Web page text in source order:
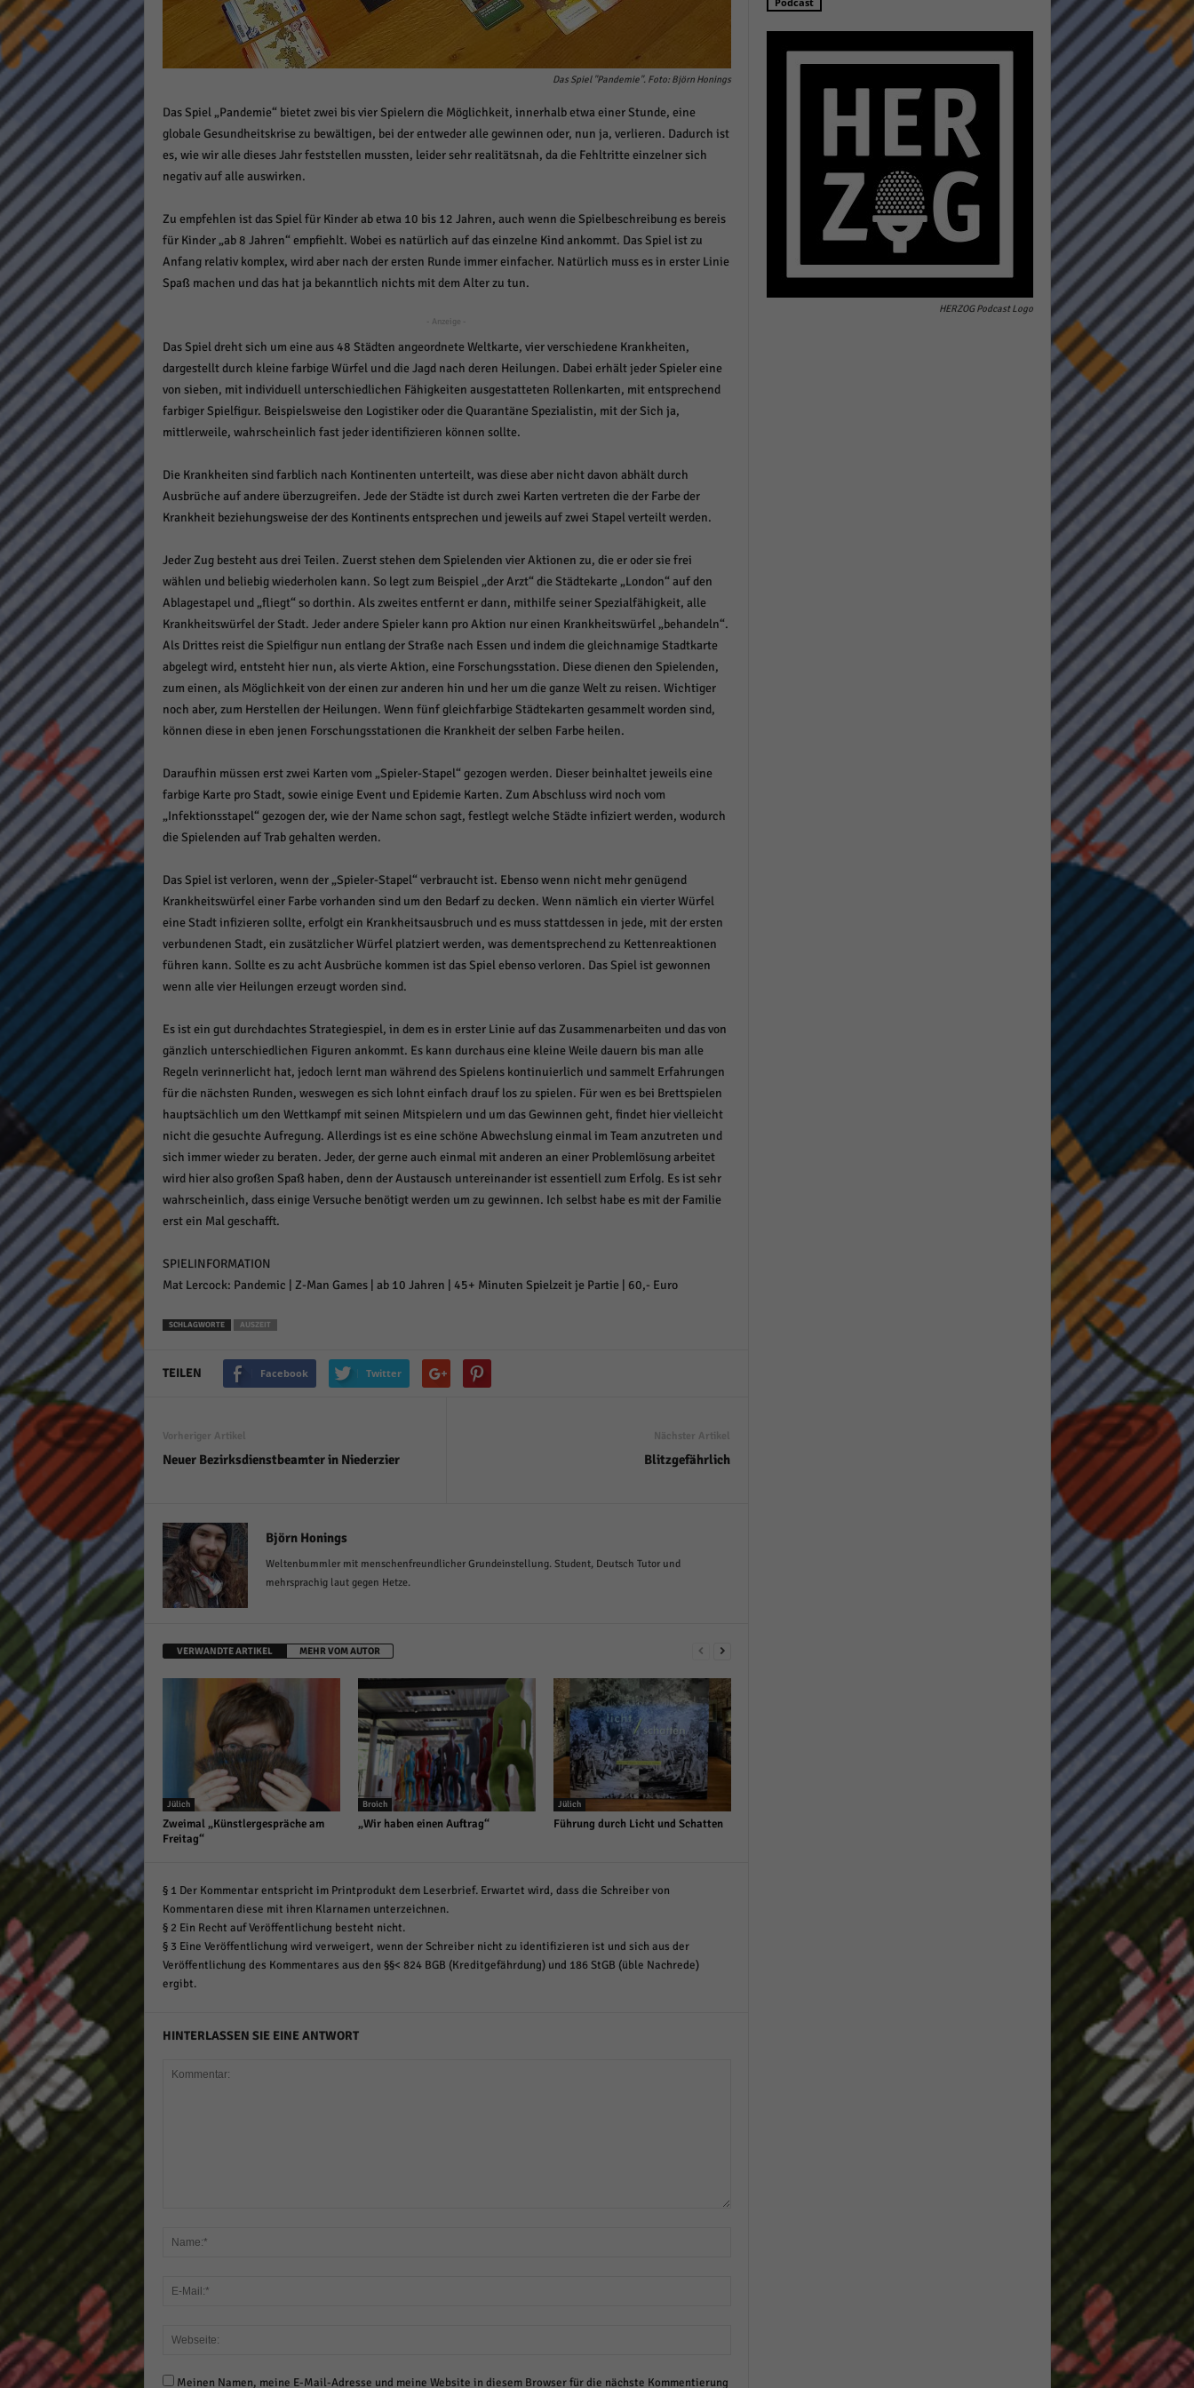
Das Spiel "Pandemie". Foto: Björn Honings
Das Spiel „Pandemie“ bietet zwei bis vier Spielern die Möglichkeit, innerhalb etwa einer Stunde, eine
globale Gesundheitskrise zu bewältigen, bei der entweder alle gewinnen oder, nun ja, verlieren. Dadurch ist
es, wie wir alle dieses Jahr feststellen mussten, leider sehr realitätsnah, da die Fehltritte einzelner sich
negativ auf alle auswirken.
Zu empfehlen ist das Spiel für Kinder ab etwa 10 bis 12 Jahren, auch wenn die Spielbeschreibung es bereis
für Kinder „ab 8 Jahren“ empfiehlt. Wobei es natürlich auf das einzelne Kind ankommt. Das Spiel ist zu
Anfang relativ komplex, wird aber nach der ersten Runde immer einfacher. Natürlich muss es in erster Linie
Spaß machen und das hat ja bekanntlich nichts mit dem Alter zu tun.
- Anzeige -
Das Spiel dreht sich um eine aus 48 Städten angeordnete Weltkarte, vier verschiedene Krankheiten,
dargestellt durch kleine farbige Würfel und die Jagd nach deren Heilungen. Dabei erhält jeder Spieler eine
von sieben, mit individuell unterschiedlichen Fähigkeiten ausgestatteten Rollenkarten, mit entsprechend
farbiger Spielfigur. Beispielsweise den Logistiker oder die Quarantäne Spezialistin, mit der Sich ja,
mittlerweile, wahrscheinlich fast jeder identifizieren können sollte.
Die Krankheiten sind farblich nach Kontinenten unterteilt, was diese aber nicht davon abhält durch
Ausbrüche auf andere überzugreifen. Jede der Städte ist durch zwei Karten vertreten die der Farbe der
Krankheit beziehungsweise der des Kontinents entsprechen und jeweils auf zwei Stapel verteilt werden.
Jeder Zug besteht aus drei Teilen. Zuerst stehen dem Spielenden vier Aktionen zu, die er oder sie frei
wählen und beliebig wiederholen kann. So legt zum Beispiel „der Arzt“ die Städtekarte „London“ auf den
Ablagestapel und „fliegt“ so dorthin. Als zweites entfernt er dann, mithilfe seiner Spezialfähigkeit, alle
Krankheitswürfel der Stadt. Jeder andere Spieler kann pro Aktion nur einen Krankheitswürfel „behandeln“.
Als Drittes reist die Spielfigur nun entlang der Straße nach Essen und indem die gleichnamige Stadtkarte
abgelegt wird, entsteht hier nun, als vierte Aktion, eine Forschungsstation. Diese dienen den Spielenden,
zum einen, als Möglichkeit von der einen zur anderen hin und her um die ganze Welt zu reisen. Wichtiger
noch aber, zum Herstellen der Heilungen. Wenn fünf gleichfarbige Städtekarten gesammelt worden sind,
können diese in eben jenen Forschungsstationen die Krankheit der selben Farbe heilen.
Daraufhin müssen erst zwei Karten vom „Spieler-Stapel“ gezogen werden. Dieser beinhaltet jeweils eine
farbige Karte pro Stadt, sowie einige Event und Epidemie Karten. Zum Abschluss wird noch vom
„Infektionsstapel“ gezogen der, wie der Name schon sagt, festlegt welche Städte infiziert werden, wodurch
die Spielenden auf Trab gehalten werden.
Das Spiel ist verloren, wenn der „Spieler-Stapel“ verbraucht ist. Ebenso wenn nicht mehr genügend
Krankheitswürfel einer Farbe vorhanden sind um den Bedarf zu decken. Wenn nämlich ein vierter Würfel
eine Stadt infizieren sollte, erfolgt ein Krankheitsausbruch und es muss stattdessen in jede, mit der ersten
verbundenen Stadt, ein zusätzlicher Würfel platziert werden, was dementsprechend zu Kettenreaktionen
führen kann. Sollte es zu acht Ausbrüche kommen ist das Spiel ebenso verloren. Das Spiel ist gewonnen
wenn alle vier Heilungen erzeugt worden sind.
Es ist ein gut durchdachtes Strategiespiel, in dem es in erster Linie auf das Zusammenarbeiten und das von
gänzlich unterschiedlichen Figuren ankommt. Es kann durchaus eine kleine Weile dauern bis man alle
Regeln verinnerlicht hat, jedoch lernt man während des Spielens kontinuierlich und sammelt Erfahrungen
für die nächsten Runden, weswegen es sich lohnt einfach drauf los zu spielen. Für wen es bei Brettspielen
hauptsächlich um den Wettkampf mit seinen Mitspielern und um das Gewinnen geht, findet hier vielleicht
nicht die gesuchte Aufregung. Allerdings ist es eine schöne Abwechslung einmal im Team anzutreten und
sich immer wieder zu beraten. Jeder, der gerne auch einmal mit anderen an einer Problemlösung arbeitet
wird hier also großen Spaß haben, denn der Austausch untereinander ist essentiell zum Erfolg. Es ist sehr
wahrscheinlich, dass einige Versuche benötigt werden um zu gewinnen. Ich selbst habe es mit der Familie
erst ein Mal geschafft.
SPIELINFORMATION
Mat Lercock: Pandemic | Z-Man Games | ab 10 Jahren | 45+ Minuten Spielzeit je Partie | 60,- Euro
SCHLAGWORTE AUSZEIT
TEILEN Facebook Twitter
Vorheriger Artikel
Neuer Bezirksdienstbeamter in Niederzier
Nächster Artikel
Blitzgefährlich
Björn Honings
Weltenbummler mit menschenfreundlicher Grundeinstellung. Student, Deutsch Tutor und
mehrsprachig laut gegen Hetze.
VERWANDTE ARTIKEL MEHR VOM AUTOR
Jülich
Zweimal „Künstlergespräche am
Freitag“
Broich
„Wir haben einen Auftrag“
Jülich
Führung durch Licht und Schatten
§ 1 Der Kommentar entspricht im Printprodukt dem Leserbrief. Erwartet wird, dass die Schreiber von
Kommentaren diese mit ihren Klarnamen unterzeichnen.
§ 2 Ein Recht auf Veröffentlichung besteht nicht.
§ 3 Eine Veröffentlichung wird verweigert, wenn der Schreiber nicht zu identifizieren ist und sich aus der
Veröffentlichung des Kommentares aus den §§< 824 BGB (Kreditgefährdung) und 186 StGB (üble Nachrede)
ergibt.
HINTERLASSEN SIE EINE ANTWORT
Meinen Namen, meine E-Mail-Adresse und meine Website in diesem Browser für die nächste Kommentierung
HERZOG Podcast Logo
Datenschutzeinstellungen
Essenziell (1)
Essenzielle Cookies ermöglichen grundlegende Funktionen und sind für die einwandfreie
Statistiken (1)
Marketing (1) Marketing
Marketing-Cookies werden von Drittanbietern oder Publishern verwendet, um personalisierte
Werbung anzuzeigen. Sie tun dies, indem sie Besucher über Websites hinweg verfolgen.
Externe Medien (6)
Inhalte von Videoplattformen und Social-Media-Plattformen werden standardmäßig blockiert.
Wenn Cookies von externen Medien akzeptiert werden, bedarf der Zugriff auf diese Inhalte
keiner manuellen Einwilligung mehr.